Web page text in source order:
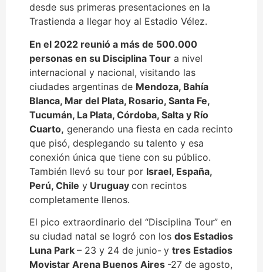
desde sus primeras presentaciones en la
Trastienda a llegar hoy al Estadio Vélez.
En el 2022 reunió a más de 500.000
personas en su Disciplina Tour a nivel
internacional y nacional, visitando las
ciudades argentinas de Mendoza, Bahía
Blanca, Mar del Plata, Rosario, Santa Fe,
Tucumán, La Plata, Córdoba, Salta y Río
Cuarto, generando una fiesta en cada recinto
que pisó, desplegando su talento y esa
conexión única que tiene con su público.
También llevó su tour por Israel, España,
Perú, Chile y Uruguay con recintos
completamente llenos.
El pico extraordinario del “Disciplina Tour” en
su ciudad natal se logró con los dos Estadios
Luna Park – 23 y 24 de junio- y tres Estadios
Movistar Arena Buenos Aires -27 de agosto,